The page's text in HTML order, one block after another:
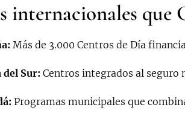
internacionales que
Más de 3.000 Centros de Día
del Sur: Centros integrados al seguro
Programas municipales que